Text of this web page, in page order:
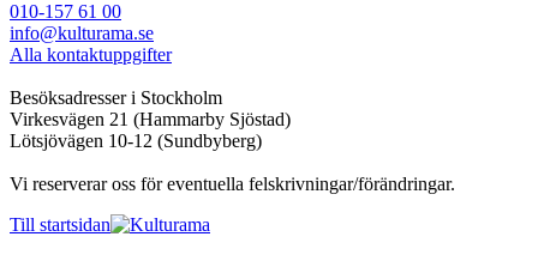
010-157 61 00
info@kulturama.se
Alla kontaktuppgifter
Besöksadresser i Stockholm
Virkesvägen 21 (Hammarby Sjöstad)
Lötsjövägen 10-12 (Sundbyberg)
Vi reserverar oss för eventuella felskrivningar/förändringar.
Till startsidan